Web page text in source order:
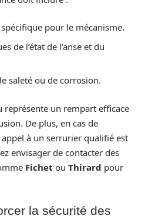
pour le mécanisme.
de l’état de l’anse et du
saleté ou de corrosion.
représente un rempart efficace
De plus, en cas de
à un serrurier qualifié est
envisager de contacter des
Fichet ou Thirard pour
la sécurité des